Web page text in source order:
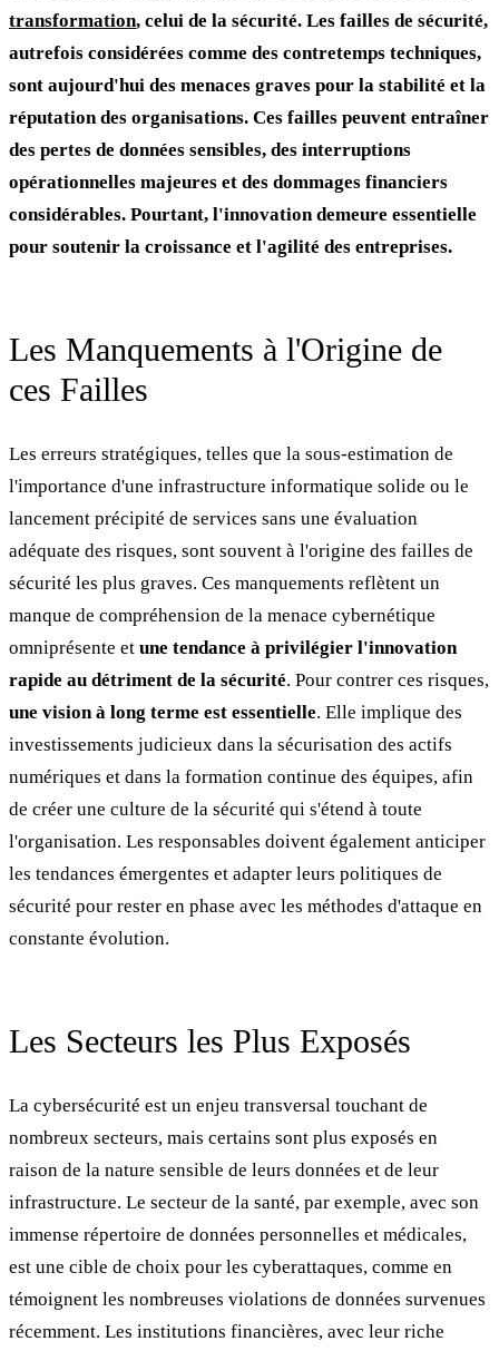
transformation, celui de la sécurité. Les failles de sécurité,
autrefois considérées comme des contretemps techniques,
sont aujourd'hui des menaces graves pour la stabilité et la
réputation des organisations. Ces failles peuvent entraîner
des pertes de données sensibles, des interruptions
opérationnelles majeures et des dommages financiers
considérables. Pourtant, l'innovation demeure essentielle
pour soutenir la croissance et l'agilité des entreprises.
Les Manquements à l'Origine de
ces Failles
Les erreurs stratégiques, telles que la sous-estimation de
l'importance d'une infrastructure informatique solide ou le
lancement précipité de services sans une évaluation
adéquate des risques, sont souvent à l'origine des failles de
sécurité les plus graves. Ces manquements reflètent un
manque de compréhension de la menace cybernétique
omniprésente et une tendance à privilégier l'innovation
rapide au détriment de la sécurité. Pour contrer ces risques,
une vision à long terme est essentielle. Elle implique des
investissements judicieux dans la sécurisation des actifs
numériques et dans la formation continue des équipes, afin
de créer une culture de la sécurité qui s'étend à toute
l'organisation. Les responsables doivent également anticiper
les tendances émergentes et adapter leurs politiques de
sécurité pour rester en phase avec les méthodes d'attaque en
constante évolution.
Les Secteurs les Plus Exposés
La cybersécurité est un enjeu transversal touchant de
nombreux secteurs, mais certains sont plus exposés en
raison de la nature sensible de leurs données et de leur
infrastructure. Le secteur de la santé, par exemple, avec son
immense répertoire de données personnelles et médicales,
est une cible de choix pour les cyberattaques, comme en
témoignent les nombreuses violations de données survenues
récemment. Les institutions financières, avec leur riche